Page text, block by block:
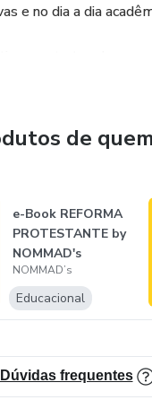
e no dia a dia
mentais para
para consolidar o
didática e acessível
médio e superior
de
e-Book REFORMA
PROTESTANTE by
NOMMAD's
NOMMAD’s
Educacional
Dúvidas frequentes